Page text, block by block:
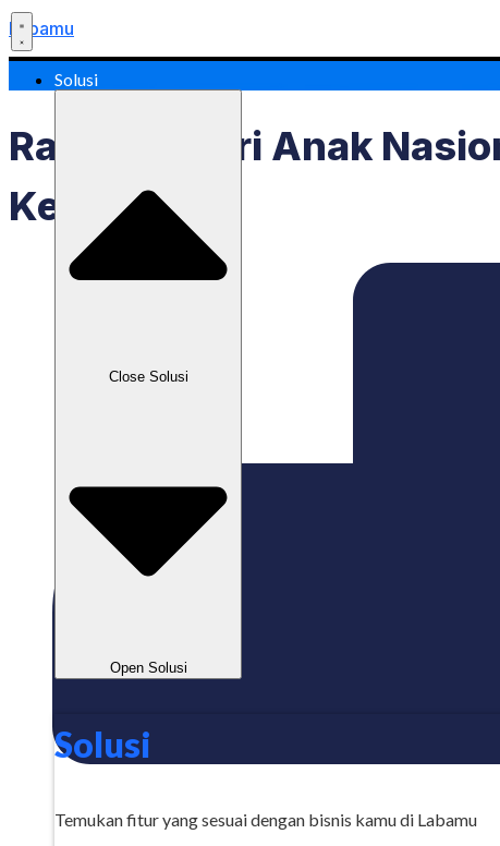
Labamu
Solusi
Close Solusi
Open Solusi
Solusi
Temukan fitur yang sesuai dengan bisnis kamu di Labamu
Rayakan Hari Anak
Keuangan!